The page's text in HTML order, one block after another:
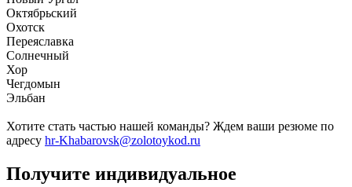
Октябрьский
Охотск
Переяславка
Солнечный
Хор
Чегдомын
Эльбан
Хотите стать частью нашей команды? Ждем ваши резюме по
адресу hr-Khabarovsk@zolotoykod.ru
Получите индивидуальное